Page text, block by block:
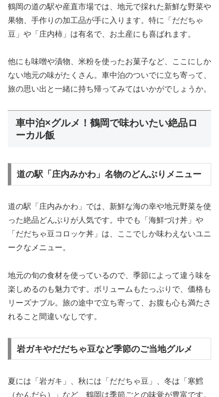
鶴岡の道の駅や産直市場では、地元で採れた新鮮な野菜や
果物、手作りの加工品が手に入ります。特に「だだちゃ
豆」や「庄内柿」は有名で、お土産にも喜ばれます。
他にも味噌や漬物、米粉を使ったお菓子など、ここにしか
ない地元の味がたくさん。車中泊のついでに立ち寄って、
旅の思い出と一緒に持ち帰ってみてはいかがでしょうか。
車中泊×グルメ！鶴岡で味わいたい絶品ロ
ーカル飯
道の駅「庄内みかわ」名物のどんぶりメニュー
道の駅「庄内みかわ」では、新鮮な海の幸や地元野菜を使
った絶品どんぶりが人気です。中でも「海鮮づけ丼」や
「だだちゃ豆コロッケ丼」は、ここでしか味わえないユニ
ークなメニュー。
地元の旬の食材を使っているので、季節によって違う味を
楽しめるのも魅力です。ボリュームもたっぷりで、価格も
リーズナブル。旅の途中で立ち寄って、お腹も心も満たさ
れること間違いなしです。
岩ガキやだだちゃ豆など季節のご当地グルメ
夏には「岩ガキ」、秋には「だだちゃ豆」、冬は「寒鱈
（かんだら）」など、鶴岡は季節ごとの味覚が豊富です。